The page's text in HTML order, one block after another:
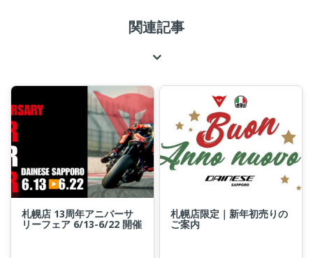
関連記事
札幌店 13周年アニバーサ
リーフェア 6/13-6/22 開催
札幌店限定｜新年初売りの
ご案内